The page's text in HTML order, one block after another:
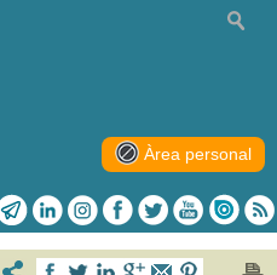
Àrea personal